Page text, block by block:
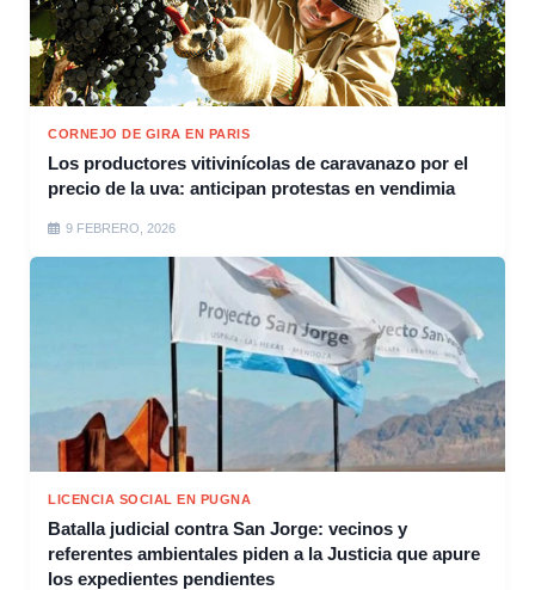
CORNEJO DE GIRA EN PARIS
Los productores vitivinícolas de caravanazo por el
precio de la uva: anticipan protestas en vendimia
9 FEBRERO, 2026
LICENCIA SOCIAL EN PUGNA
Batalla judicial contra San Jorge: vecinos y
referentes ambientales piden a la Justicia que apure
los expedientes pendientes